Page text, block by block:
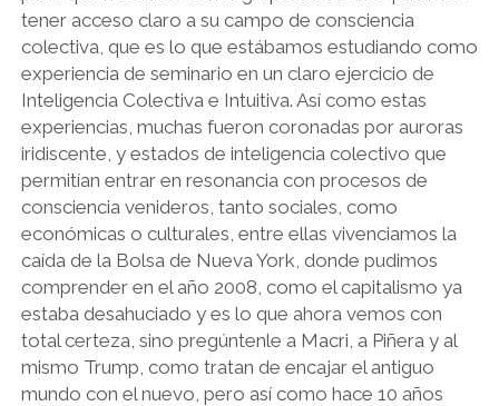
tener acceso claro a su campo de consciencia
colectiva, que es lo que estábamos estudiando como
experiencia de seminario en un claro ejercicio de
Inteligencia Colectiva e Intuitiva. Así como estas
experiencias, muchas fueron coronadas por auroras
iridiscente, y estados de inteligencia colectivo que
permitían entrar en resonancia con procesos de
consciencia venideros, tanto sociales, como
económicas o culturales, entre ellas vivenciamos la
caída de la Bolsa de Nueva York, donde pudimos
comprender en el año 2008, como el capitalismo ya
estaba desahuciado y es lo que ahora vemos con
total certeza, sino pregúntenle a Macri, a Piñera y al
mismo Trump, como tratan de encajar el antiguo
mundo con el nuevo, pero así como hace 10 años